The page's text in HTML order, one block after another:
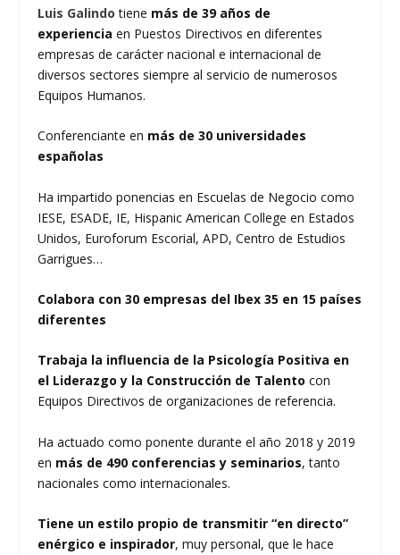
Luis Galindo tiene más de 39 años de
experiencia en Puestos Directivos en diferentes
empresas de carácter nacional e internacional de
diversos sectores siempre al servicio de numerosos
Equipos Humanos.
Conferenciante en más de 30 universidades
españolas
Ha impartido ponencias en Escuelas de Negocio como
IESE, ESADE, IE, Hispanic American College en Estados
Unidos, Euroforum Escorial, APD, Centro de Estudios
Garrigues…
Colabora con 30 empresas del Ibex 35 en 15 países
diferentes
Trabaja la influencia de la Psicología Positiva en
el Liderazgo y la Construcción de Talento con
Equipos Directivos de organizaciones de referencia.
Ha actuado como ponente durante el año 2018 y 2019
en más de 490 conferencias y seminarios, tanto
nacionales como internacionales.
Tiene un estilo propio de transmitir “en directo”
enérgico e inspirador, muy personal, que le hace